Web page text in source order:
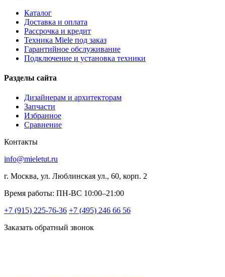
Каталог
Доставка и оплата
Рассрочка и кредит
Техника Miele под заказ
Гарантийное обслуживание
Подключение и установка техники
Разделы сайта
Дизайнерам и архитекторам
Запчасти
Избранное
Сравнение
Контакты
info@mieletut.ru
г. Москва, ул. Люблинская ул., 60, корп. 2
Время работы: ПН-ВС 10:00–21:00
+7 (915) 225-76-36 +7 (495) 246 66 56
Заказать обратный звонок